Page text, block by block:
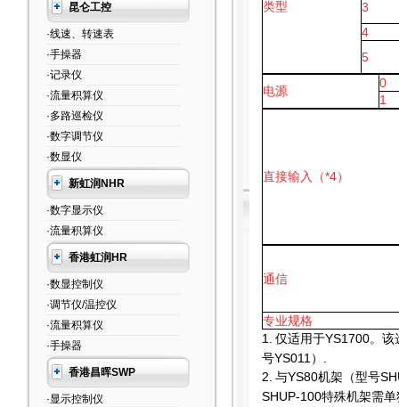
昆仑工控
·线速、转速表
·手操器
·记录仪
·流量积算仪
·多路巡检仪
·数字调节仪
·数显仪
新虹润NHR
·数字显示仪
·流量积算仪
香港虹润HR
·数显控制仪
·调节仪/温控仪
·流量积算仪
·手操器
香港昌晖SWP
·显示控制仪
类型
3
4
5
电源
0
1
直接输入（*4）
通信
专业规格
1.
仅适用于YS1700。
号YS011）.
2. 与YS80机架（型号
SHUP-100特殊机架需